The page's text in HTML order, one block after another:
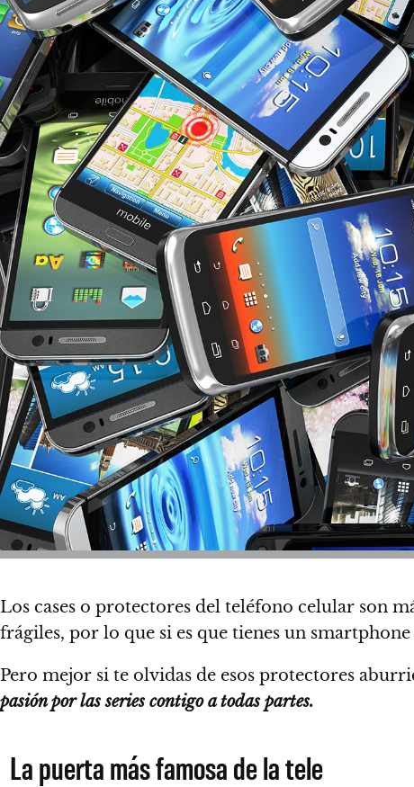
Los cases o protectores del teléfono celular son
frágiles, por lo que si es que tienes un
Pero mejor si te olvidas de esos protectores
pasión por las series contigo a todas partes.
La puerta más famosa de la tele